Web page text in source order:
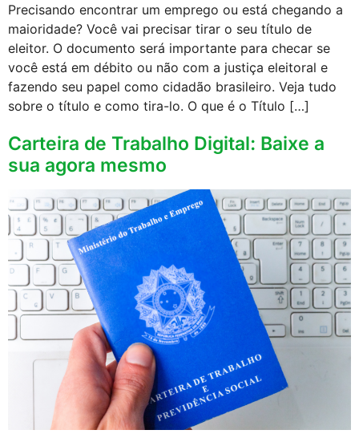
Precisando encontrar um emprego ou está chegando a
maioridade? Você vai precisar tirar o seu título de
eleitor. O documento será importante para checar se
você está em débito ou não com a justiça eleitoral e
fazendo seu papel como cidadão brasileiro. Veja tudo
sobre o título e como tira-lo. O que é o Título […]
Carteira de Trabalho Digital: Baixe a
sua agora mesmo